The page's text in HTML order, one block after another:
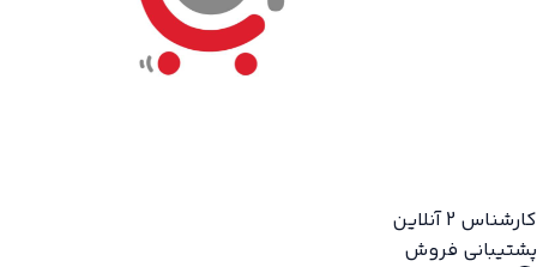
کارشناس 2
آنلاین
پشتیبانی فروش